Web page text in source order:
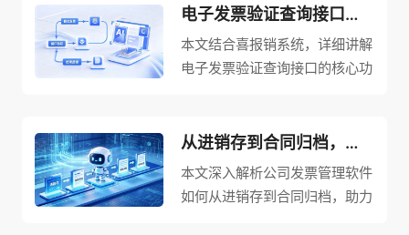
专用账户、严格区分对公结算卡
与私人银行卡、结合日常零星开
支规模核定定额备用金并设置单
款年度终了前全额归还等具体规
范。同时介绍数字化备用金解决
方案在虚拟卡动态资金池、自动
管理痛点，以及会计档案电子化
新规与全电发票全面普及带来的
合规要求，发票自动归档软件打
信/支付宝导入等多元化采集方
式，精准识别增值税专票、全电
发票、车票、定额发票等全品类
电子发票验证查询接口功能说明与使用指南
本文结合喜报销系统，详细讲解
电子发票验证查询接口的核心功
报销与虚假发票难以防范等痛
点，喜报销系统深度对接电子发
票验证查询接口，搭载成熟的AI
从进销存到合同归档，公司发票管理软件助力企业合规经营
本文深入解析公司发票管理软件
如何从进销存到合同归档，助力